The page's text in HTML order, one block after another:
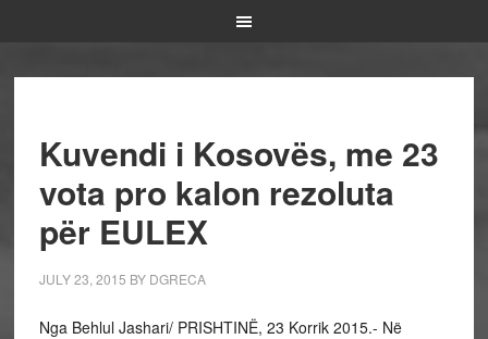
Kuvendi i Kosovës, me 23
vota pro kalon rezoluta
për EULEX
JULY 23, 2015 BY DGRECA
Nga Behlul Jashari/ PRISHTINË, 23 Korrik 2015.- Në